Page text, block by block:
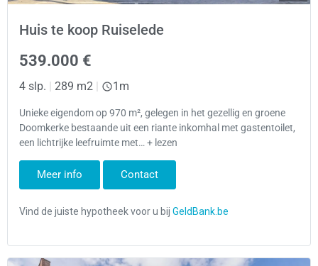
Huis te koop Ruiselede
539.000 €
4 slp. 289 m2 1m
Unieke eigendom op 970 m², gelegen in het gezellig en groene
Doomkerke bestaande uit een riante inkomhal met gastentoilet,
een lichtrijke leefruimte met… + lezen
Meer info Contact